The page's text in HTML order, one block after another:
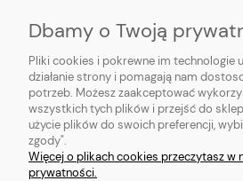
OBSERWUJ NAS
Popularne produkty:Koszulki do biegania|
biegania| Longsleeve do biegania|Kurtki do
biegania| Legginsy do biegania
Dbamy o Twoją
Pliki cookies i pokrewne im technologie
działanie strony i pomagają nam
potrzeb. Możesz zaakceptować
wszystkich tych plików i przejść do
użycie plików do swoich preferencji,
zgody".
Więcej o plikach cookies przeczytasz w
prywatności.